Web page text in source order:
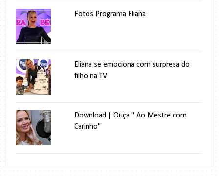
Fotos Programa Eliana
Eliana se emociona com surpresa do
filho na TV
Download | Ouça " Ao Mestre com
Carinho"